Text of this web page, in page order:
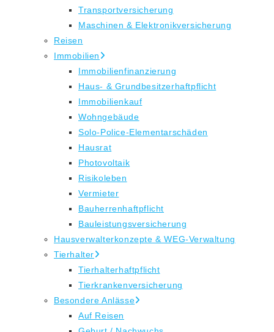
Transportversicherung
Maschinen & Elektronikversicherung
Reisen
Immobilien
Immobilienfinanzierung
Haus- & Grundbesitzerhaftpflicht
Immobilienkauf
Wohngebäude
Solo-Police-Elementarschäden
Hausrat
Photovoltaik
Risikoleben
Vermieter
Bauherrenhaftpflicht
Bauleistungsversicherung
Hausverwalterkonzepte & WEG-Verwaltung
Tierhalter
Tierhalterhaftpflicht
Tierkrankenversicherung
Besondere Anlässe
Auf Reisen